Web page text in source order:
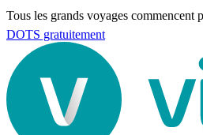
Tous les grands voyages commencent
DOTS gratuitement